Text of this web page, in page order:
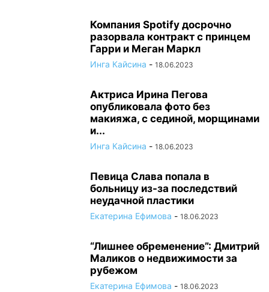
Компания Spotify досрочно
разорвала контракт с принцем
Гарри и Меган Маркл
Инга Кайсина - 18.06.2023
Актриса Ирина Пегова
опубликовала фото без
макияжа, с сединой, морщинами
и...
Инга Кайсина - 18.06.2023
Певица Слава попала в
больницу из-за последствий
неудачной пластики
Екатерина Ефимова - 18.06.2023
“Лишнее обременение”: Дмитрий
Маликов о недвижимости за
рубежом
Екатерина Ефимова - 18.06.2023